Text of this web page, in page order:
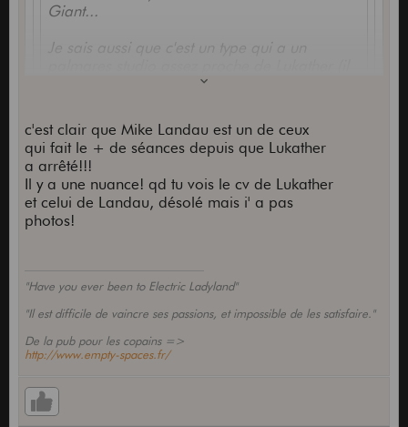
Giant...
Je sais aussi que c'est un type qui a un
me semble) ... il a joué sur certains albums de
...
Quelqu'un connait bien sa carriere ? Des
albums à conseiller ?
ça pas vieilli Giant?
sinon j'ai une ou deux interview du bonhomme
dans des guitar world, ça date, mais je peux
il a fait pas mal de studio, quelques séances
prestigieuses, mais je ne pense pas que l'on
puisse comparer à Lukather,
A part Carlton, je vois pas qui peut le
concurencer
niveau prestige de ce coté là,
peut-être Lee Ritenour?
mike landau a plus de séances que luke...il est
partout
c'est clair que Mike Landau est un de ceux
qui fait le + de séances depuis que Lukather
a arrêté!!!
Il y a une nuance! qd tu vois le cv de Lukather
et celui de Landau, désolé mais i' a pas
photos!
"Have you ever been to Electric Ladyland"
"Il est difficile de vaincre ses passions, et impossible de les satisfaire."
De la pub pour les copains =>
http://www.empty-spaces.fr/